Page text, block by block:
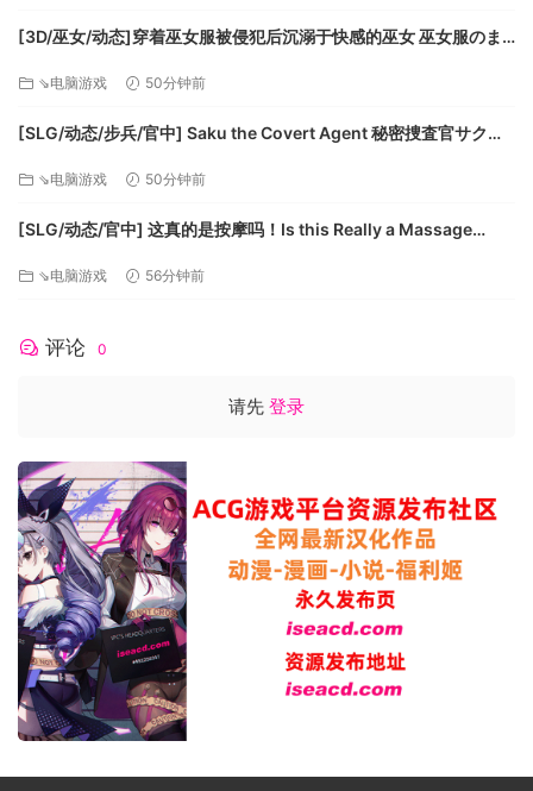
系统需求
Windows® 8.1
内存: 512 MB RAM
存储空间: 需要 10 GB 可用空间
声卡: DirectX 9.0c over
推荐配置:
操作系统: Windows® Vista, Windows® 7,
Windows® 8, Windows® 8.1
处理器: Core i7 860 or better
内存: 1 GB RAM
显卡: 1280*720 pixel over ※No 4K compatible
DirectX 版本: 9.0c
网络: 宽带互联网连接
[3D/巫女/动态]穿着巫女服被侵犯后沉溺于快感的巫女 巫女服のま
[PC+安卓盖世][补丁]
⇘电脑游戏 50分钟前
[SLG/动态/步兵/官中] Saku the Covert Agent 秘密捜査官サク动
⇘电脑游戏 50分钟前
[SLG/动态/官中] 这真的是按摩吗！Is this Really a Massage
⇘电脑游戏 56分钟前
评论 0
请先 登录